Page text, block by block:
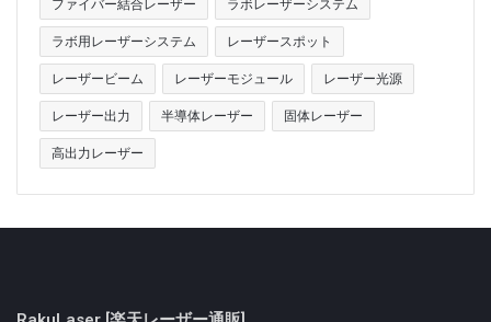
ファイバー結合レーザー ラボレーザーシステム
ラボ用レーザーシステム レーザースポット
レーザービーム レーザーモジュール レーザー光源
レーザー出力 半導体レーザー 固体レーザー
高出力レーザー